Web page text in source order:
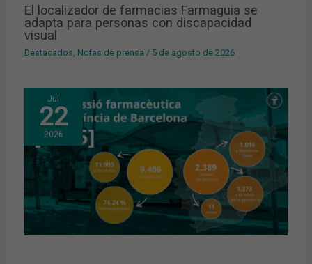
El localizador de farmacias Farmaguia se
adapta para personas con discapacidad
visual
Destacados, Notas de prensa / 5 de agosto de 2026
Jul
22
2026